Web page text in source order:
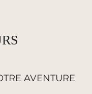
AVENTURE